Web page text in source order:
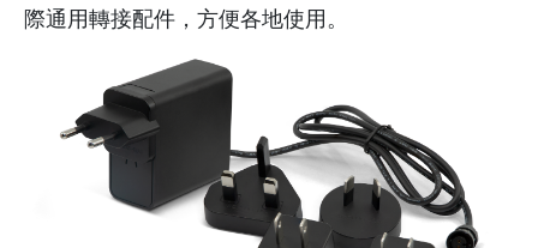
際通用轉接配件，方便各地使用。